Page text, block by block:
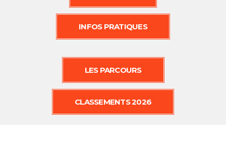
INFOS PRATIQUES
LES PARCOURS
CLASSEMENTS 2026